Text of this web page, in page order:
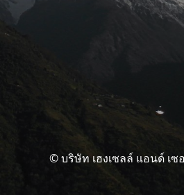
© บริษัท เฮงเซลล์ แอนด์ เซ